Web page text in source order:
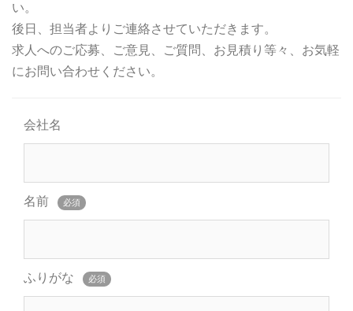
い。
後日、担当者よりご連絡させていただきます。
求人へのご応募、ご意見、ご質問、お見積り等々、お気軽
にお問い合わせください。
会社名
名前 必須
ふりがな 必須